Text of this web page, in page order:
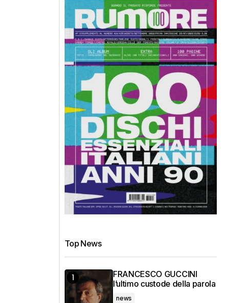
Top News
FRANCESCO GUCCINI
l’ultimo custode della parola
news